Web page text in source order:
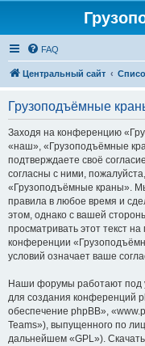
FAQ
Центральный сайт
Грузоподъёмные
Заходя на конференцию
«наш», «Грузоподъёмные
подтверждаете своё
согласны с ними,
«Грузоподъёмные краны».
правила в любое время и
этом, однако с вашей
просматривать этот текст
конференции
условий означает ваше
Наши форумы работают под
для создания конференций
обеспечение phpBB»,
Teams»), выпущенного по
дальнейшем «GPL»).